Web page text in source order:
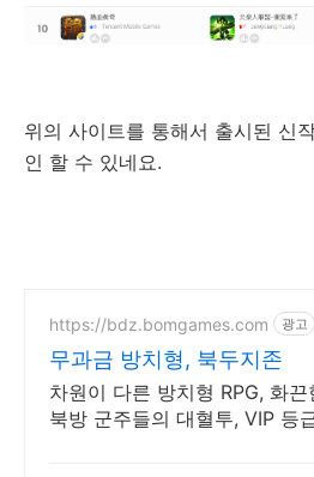
위의 사이트를 통해서 출시된 신
인 할 수 있네요.
https://bdz.bomgames.com 광고
무과금 방치형, 북두지존
차원이 다른 방치형 RPG, 화끈
북방 군주들의 대혈투, VIP 등